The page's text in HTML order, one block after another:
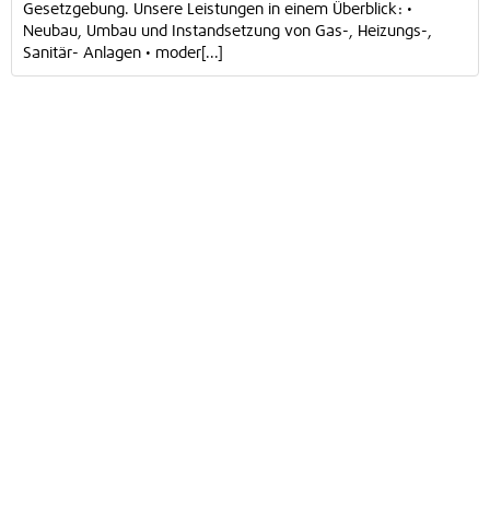
Gesetzgebung. Unsere Leistungen in einem Überblick: •
Neubau, Umbau und Instandsetzung von Gas-, Heizungs-,
Sanitär- Anlagen • moder[...]